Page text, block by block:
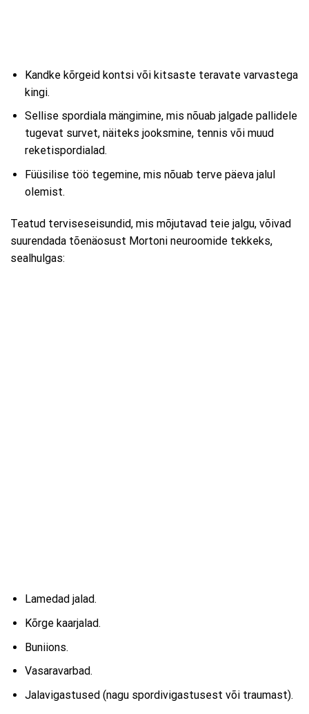
Kandke kõrgeid kontsi või kitsaste teravate varvastega
kingi.
Sellise spordiala mängimine, mis nõuab jalgade pallidele
tugevat survet, näiteks jooksmine, tennis või muud
reketispordialad.
Füüsilise töö tegemine, mis nõuab terve päeva jalul
olemist.
Teatud terviseseisundid, mis mõjutavad teie jalgu, võivad
suurendada tõenäosust Mortoni neuroomide tekkeks,
sealhulgas:
Lamedad jalad.
Kõrge kaarjalad.
Buniions.
Vasaravarbad.
Jalavigastused (nagu spordivigastusest või traumast).